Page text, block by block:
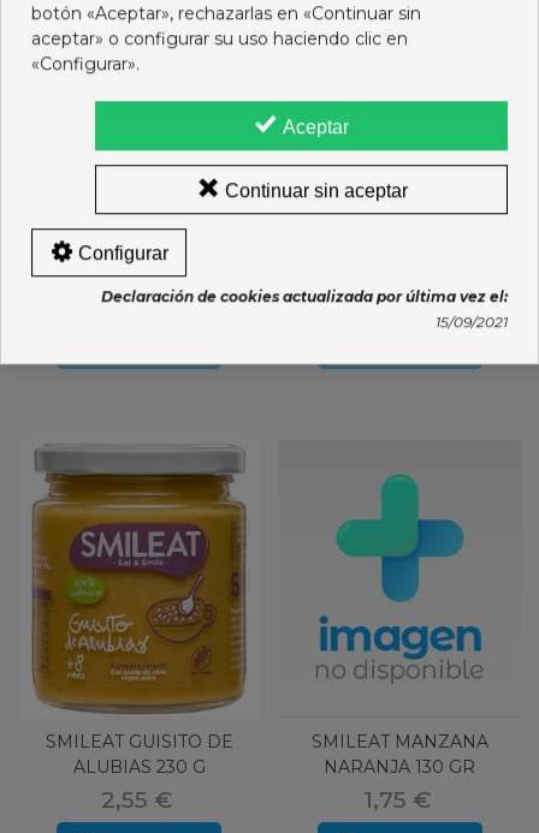
SMILEAT PAVO
VERDURAS 230 G
2,55 € 2,55 €
SMILEAT GUISITO DE
ALUBIAS 230 G
2,55 €
SMILEAT MANZANA
NARANJA 130 GR
1,75 €
botón «Aceptar», rechazarlas en «Continuar sin
aceptar» o configurar su uso haciendo clic en
«Configurar».
Aceptar
Continuar sin aceptar
Configurar
Declaración de cookies actualizada por última vez el:
15/09/2021